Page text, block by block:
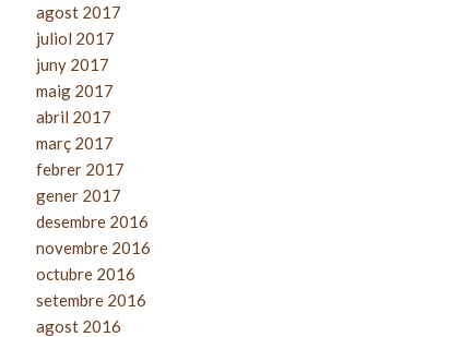
agost 2017
juliol 2017
juny 2017
maig 2017
abril 2017
març 2017
febrer 2017
gener 2017
desembre 2016
novembre 2016
octubre 2016
setembre 2016
agost 2016